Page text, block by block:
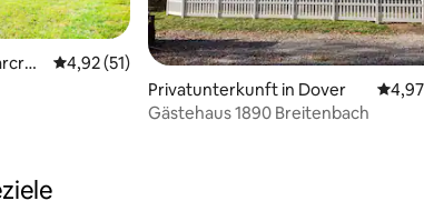
Durchschnittliche Bewertung: 4,92 von 5, 51
4,92 (51)
Privatunterkunft in Dover
Gästehaus 1890 Breitenbach